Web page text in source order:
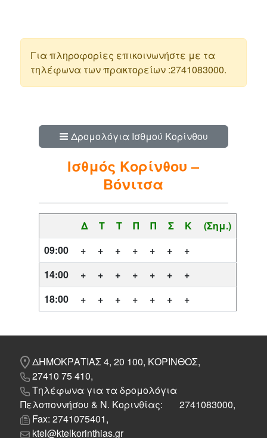
Για πληροφορίες επικοινωνήστε με τα
τηλέφωνα των πρακτορείων :2741083000.
Ισθμός Κορίνθου –
Βόνιτσα
Δ Τ Τ Π Π Σ Κ
(Σημ.)
09:00
+ + + + + +
+
14:00
+ + + + + +
+
18:00
+ + + + + + +
Δρομολόγια Ισθμού Κορίνθου
ΔΗΜΟΚΡΑΤΙΑΣ 4, 20 100, ΚΟΡΙΝΘΟΣ,
27410 75 410,
Τηλέφωνα για τα δρομολόγια
Πελοποννήσου & Ν. Κορινθίας: 2741083000,
Fax: 2741075401,
ktel@ktelkorinthias.gr